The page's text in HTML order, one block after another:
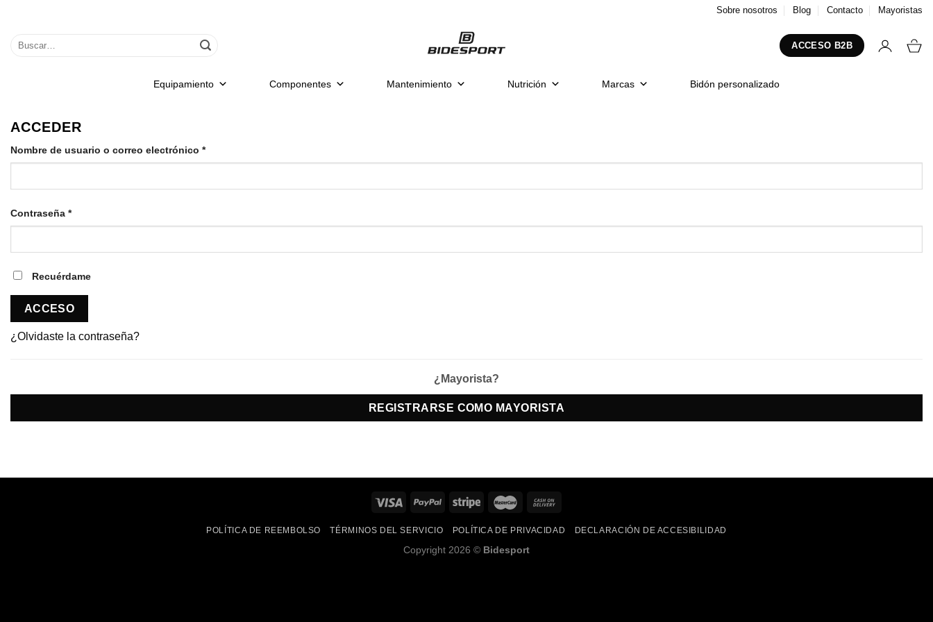
contenido
Sobre nosotros Blog Contacto Mayoristas
Buscar
ACCESO B2B
Equipamiento Componentes Mantenimiento Nutrición Marcas Bidón personalizado
ACCEDER
Nombre de usuario o correo electrónico *
Contraseña *
Recuérdame
ACCESO
¿Olvidaste la contraseña?
¿Mayorista?
REGISTRARSE COMO MAYORISTA
POLÍTICA DE REEMBOLSO TÉRMINOS DEL SERVICIO POLÍTICA DE PRIVACIDAD DECLARACIÓN DE ACCESIBILIDAD
Copyright 2026 © Bidesport